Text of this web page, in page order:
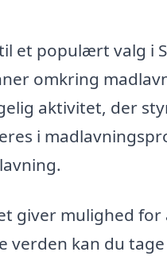
et populært valg i
omkring
aktivitet, der
i
giver mulighed
verden kan du